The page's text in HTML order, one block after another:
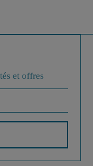
et offres